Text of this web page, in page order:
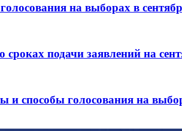
на выборах в
подачи заявлений на
способы голосования на